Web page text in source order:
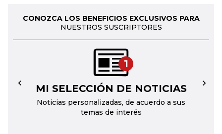
CONOZCA LOS BENEFICIOS EXCLUSIVOS PARA
NUESTROS SUSCRIPTORES
1
MI SELECCIÓN DE NOTICIAS
Noticias personalizadas, de acuerdo a sus
temas de interés
← →